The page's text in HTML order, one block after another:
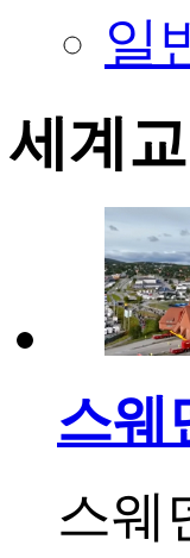
일
세계
스웨
스웨